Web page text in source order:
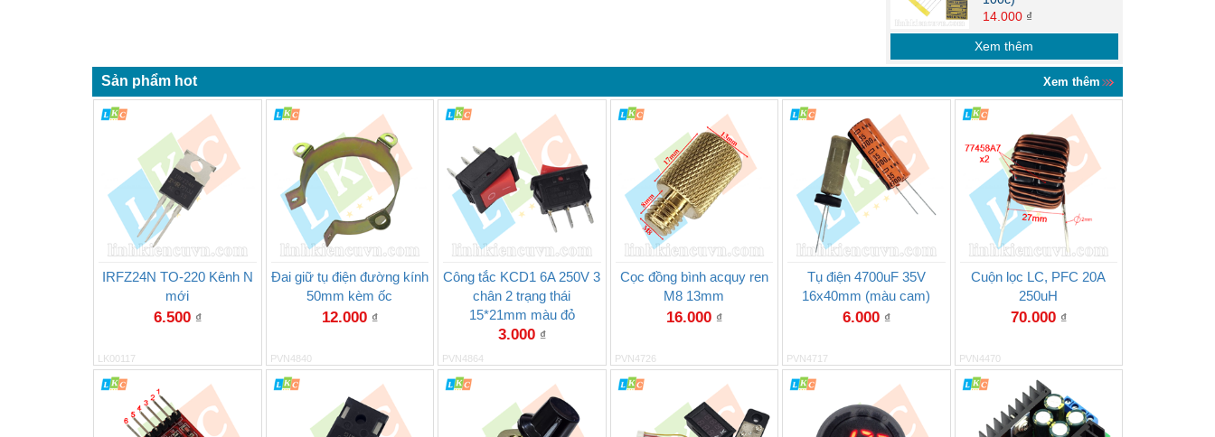
14.000 ₫
Xem thêm
Sản phẩm hot Xem thêm
IRFZ24N TO-220 Kênh N
mới
6.500 ₫
LK00117
Đai giữ tụ điện đường kính
50mm kèm ốc
12.000 ₫
PVN4840
Công tắc KCD1 6A 250V 3
chân 2 trạng thái
15*21mm màu đỏ
3.000 ₫
PVN4864
Cọc đồng bình acquy ren
M8 13mm
16.000 ₫
PVN4726
Tụ điện 4700uF 35V
16x40mm (màu cam)
6.000 ₫
PVN4717
Cuộn lọc LC, PFC 20A
250uH
70.000 ₫
PVN4470